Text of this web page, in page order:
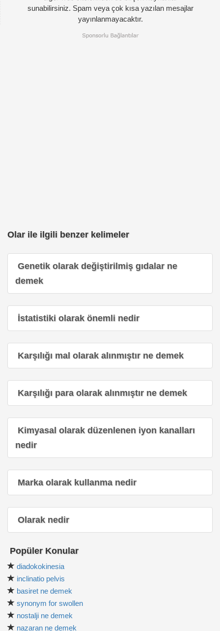
sunabilirsiniz. Spam veya çok kısa yazılan mesajlar
yayınlanmayacaktır.
Olar ile ilgili benzer kelimeler
Genetik olarak değiştirilmiş gıdalar ne
demek
İstatistiki olarak önemli nedir
Karşılığı mal olarak alınmıştır ne demek
Karşılığı para olarak alınmıştır ne demek
Kimyasal olarak düzenlenen iyon kanalları
nedir
Marka olarak kullanma nedir
Olarak nedir
Popüler Konular
diadokokinesia
inclinatio pelvis
basiret ne demek
synonym for swollen
nostalji ne demek
nazaran ne demek